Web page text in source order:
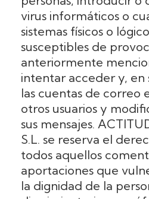
virus informáticos o
sistemas físicos o
susceptibles de
anteriormente
intentar acceder y, en
las cuentas de correo
otros usuarios y
sus mensajes.
S.L. se reserva el
todos aquellos
aportaciones que
la dignidad de la